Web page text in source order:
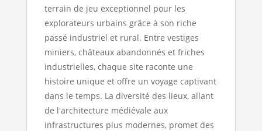
terrain de jeu exceptionnel pour les
explorateurs urbains grâce à son riche
passé industriel et rural. Entre vestiges
miniers, châteaux abandonnés et friches
industrielles, chaque site raconte une
histoire unique et offre un voyage captivant
dans le temps. La diversité des lieux, allant
de l'architecture médiévale aux
infrastructures plus modernes, promet des